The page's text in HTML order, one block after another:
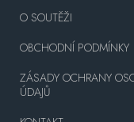
O SOUTĚŽI
OBCHODNÍ PODMÍNKY
ZÁSADY OCHRANY
ÚDAJŮ